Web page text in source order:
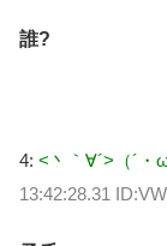
誰?
4: <丶｀∀´>（´
13:42:28.31